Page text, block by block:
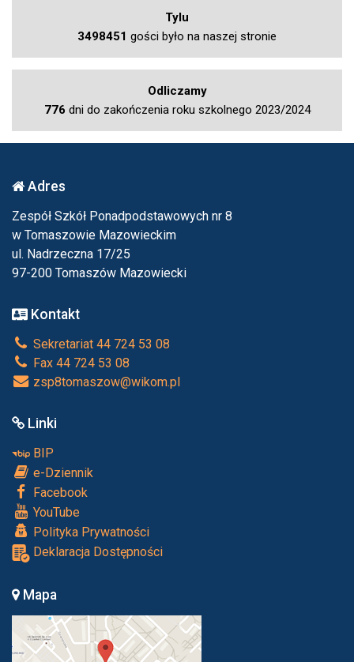
Tylu
3498451 gości było na naszej stronie
Odliczamy
776 dni do zakończenia roku szkolnego 2023/2024
Adres
Zespół Szkół Ponadpodstawowych nr 8
w Tomaszowie Mazowieckim
ul. Nadrzeczna 17/25
97-200 Tomaszów Mazowiecki
Kontakt
Sekretariat 44 724 53 08
Fax 44 724 53 08
zsp8tomaszow@wikom.pl
Linki
BIP
e-Dziennik
Facebook
YouTube
Polityka Prywatności
Deklaracja Dostępności
Mapa